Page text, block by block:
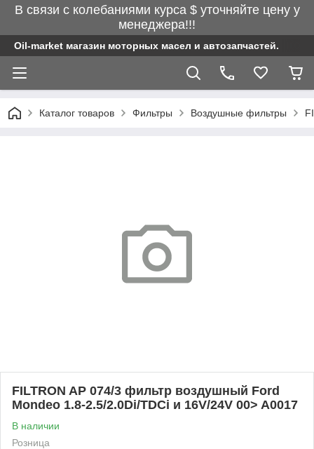
В связи с колебаниями курса $ уточняйте цену у
менеджера!!!
Oil-market магазин моторных масел и автозапчастей.
Каталог товаров Фильтры Воздушные фильтры
FILTRON AP 074/3 фильтр воздушный Ford
Mondeo 1.8-2.5/2.0Di/TDCi и 16V/24V 00> A0017
В наличии
Розница